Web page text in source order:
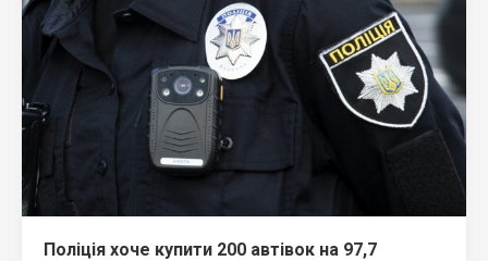
Поліція хоче купити 200 автівок на 97,7